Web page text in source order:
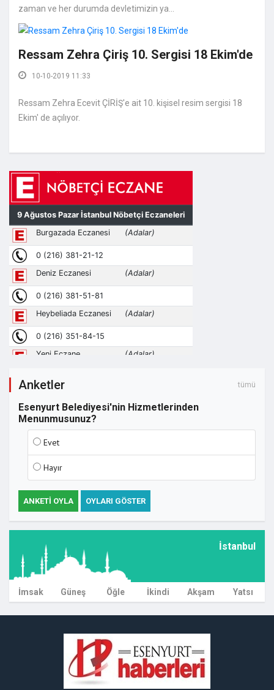
zaman ve her durumda devletimizin ya...
Ressam Zehra Çiriş 10. Sergisi 18 Ekim'de
10-10-2019 11:33
Ressam Zehra Ecevit ÇİRİŞ'e ait 10. kişisel resim sergisi 18
Ekim' de açılıyor.
Anketler tümü
Esenyurt Belediyesi'nin Hizmetlerinden
Menunmusunuz?
Evet
Hayır
ANKETI OYLA OYLARI GÖSTER
İstanbul
İmsak Güneş Öğle İkindi Akşam Yatsı